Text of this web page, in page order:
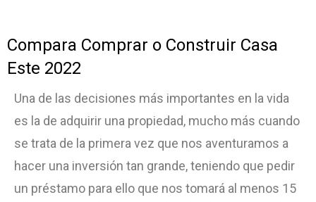
Compara Comprar o Construir Casa
Este 2022
Una de las decisiones más importantes en la vida
es la de adquirir una propiedad, mucho más cuando
se trata de la primera vez que nos aventuramos a
hacer una inversión tan grande, teniendo que pedir
un préstamo para ello que nos tomará al menos 15